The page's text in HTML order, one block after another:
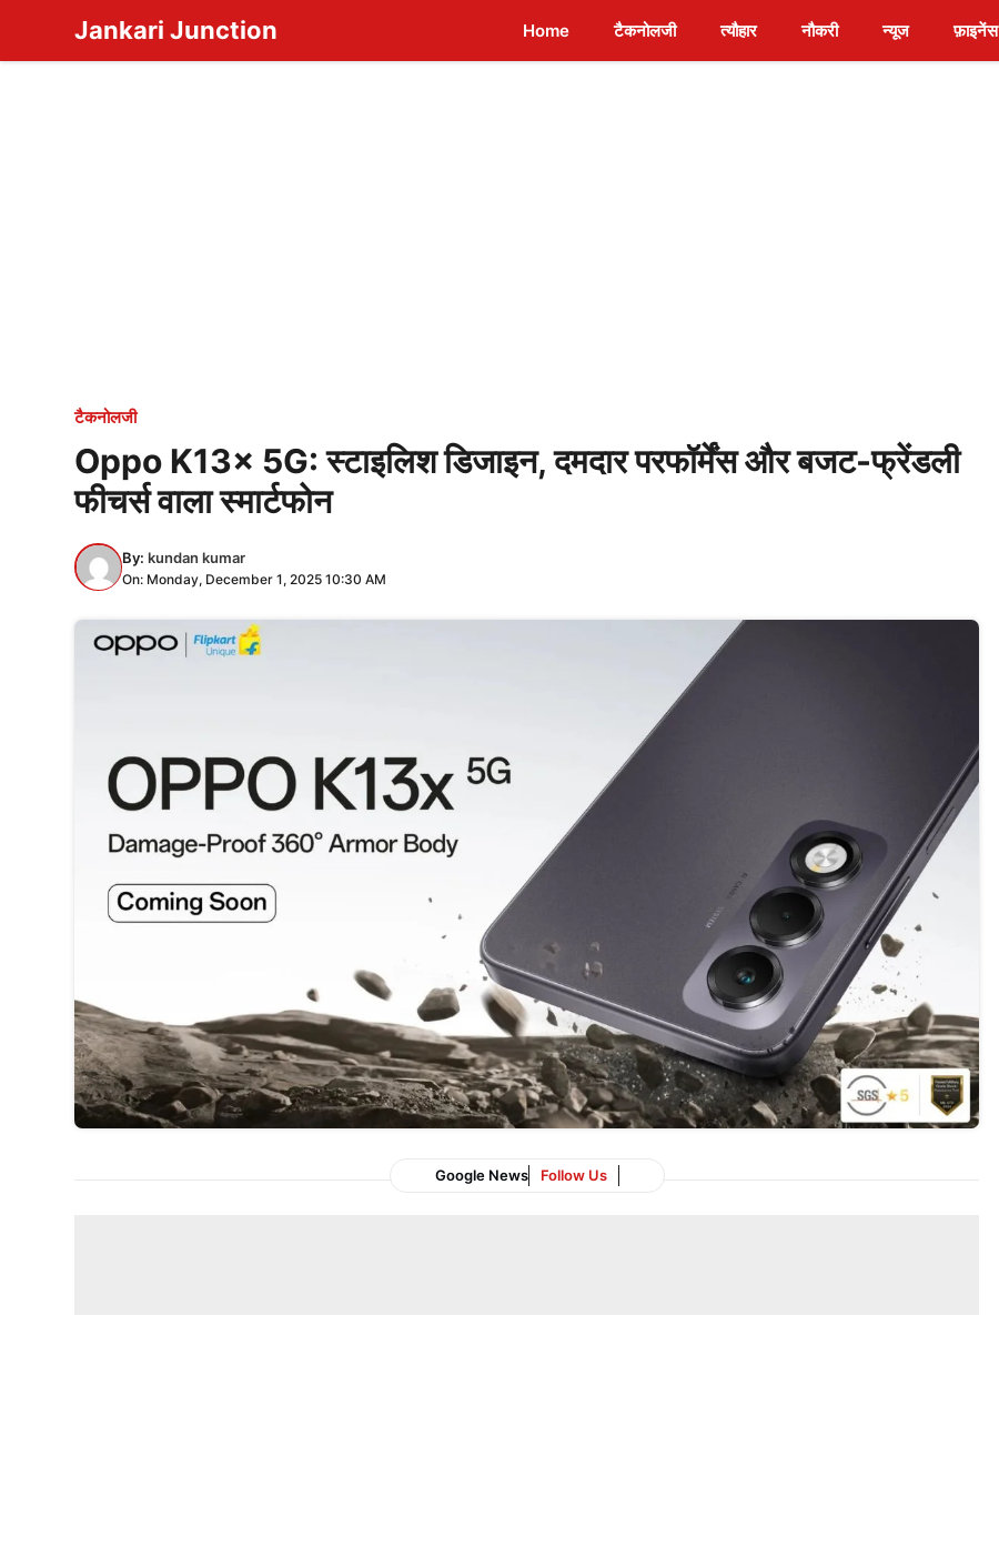
content
Jankari Junction Home टैकनोलजी त्यौहार नौकरी न्यूज फ़ाइनेंस
टैकनोलजी
Oppo K13x 5G: स्टाइलिश डिजाइन, दमदार परफॉर्मेंस और बजट-फ्रेंडली
फीचर्स वाला स्मार्टफोन
By: kundan kumar
On: Monday, December 1, 2025 10:30 AM
Google News Follow Us